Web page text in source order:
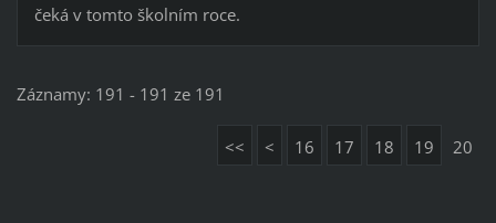
čeká v tomto školním roce.
Záznamy: 191 - 191 ze 191
<< < 16 17 18 19 20